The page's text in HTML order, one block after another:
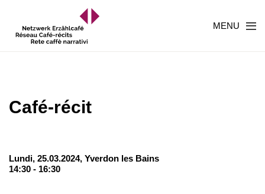
MENU
Café-récit
Lundi, 25.03.2024, Yverdon les Bains
14:30 - 16:30